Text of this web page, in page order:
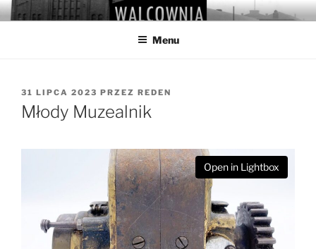
Przejdź
do
WALCOWNIA
Muzeum Hutnictwa Cynku
Menu
OPUBLIKOWANE
W
31 LIPCA 2023 PRZEZ REDEN
Młody Muzealnik
Open in Lightbox